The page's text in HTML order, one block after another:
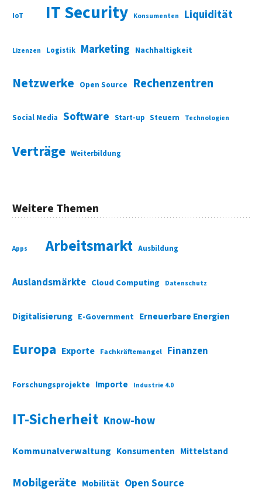
IoT IT Security Konsumenten Liquidität
Lizenzen Logistik Marketing Nachhaltigkeit
Netzwerke Open Source Rechenzentren
Social Media Software Start-up Steuern Technologien
Verträge Weiterbildung
Weitere Themen
Apps Arbeitsmarkt Ausbildung
Auslandsmärkte Cloud Computing Datenschutz
Digitalisierung E-Government Erneuerbare Energien
Europa Exporte Fachkräftemangel Finanzen
Forschungsprojekte Importe Industrie 4.0
IT-Sicherheit Know-how
Kommunalverwaltung Konsumenten Mittelstand
Mobilgeräte Mobilität Open Source